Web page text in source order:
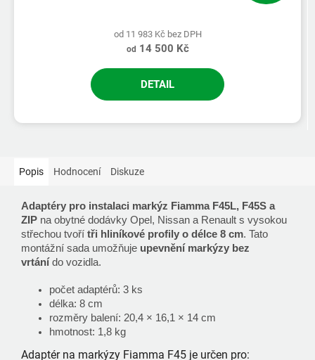
od 11 983 Kč bez DPH
od 14 500 Kč
DETAIL
Popis Hodnocení Diskuze
Adaptéry pro instalaci markýz Fiamma F45L, F45S a
ZIP na obytné dodávky Opel, Nissan a Renault s vysokou
střechou tvoří tři hliníkové profily o délce 8 cm. Tato
montážní sada umožňuje upevnění markýzy bez
vrtání do vozidla.
počet adaptérů: 3 ks
délka: 8 cm
rozměry balení: 20,4 × 16,1 × 14 cm
hmotnost: 1,8 kg
Adaptér na markýzy Fiamma F45 je určen pro: